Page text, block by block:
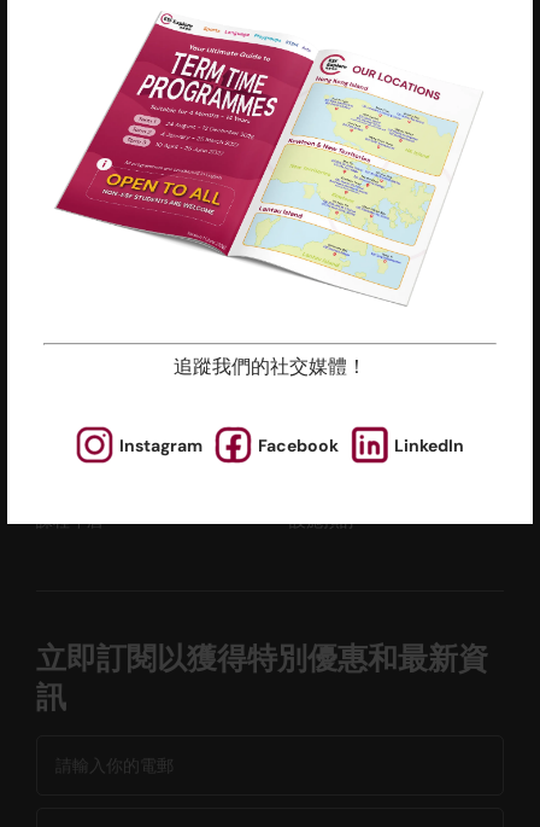
追蹤我們的社交媒體！
Instagram Facebook LinkedIn
港運大廈12樓
慈善機構註冊編號 : 91/4172
新聞與媒體
活動
政策與指引 職位空缺
課程年曆 設施預訂
立即訂閱以獲得特別優惠和最新資
訊